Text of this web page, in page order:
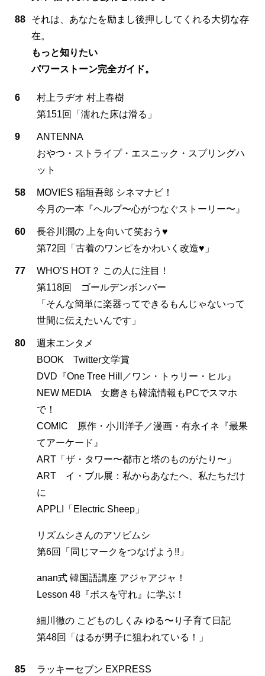
88
それは、あなたを励まし後押ししてくれる大切な存
在。
もっと知りたい
パワーストーン完全ガイド。
6
村上ラヂオ 村上春樹
第151回「濡れた床は滑る」
9
ANTENNA
おやつ・ストライプ・エスニック・スプリングハ
ット
58
MOVIES 稲垣吾郎 シネマナビ！
今月の一本『ヘルプ〜心がつなぐストーリー〜』
60
長谷川潤の 上を向いて笑おう♥
第72回「古着のワンピをかわいく改造♥」
77
WHO’S HOT？ この人に注目！
第118回 ゴールデンボンバー
「そんな簡単に楽器ってできるもんじゃないって
世間に伝えたいんです」
80
週末エンタメ
BOOK Twitter文学賞
DVD『One Tree Hill／ワン・トゥリー・ヒル』
NEW MEDIA 女磨きも韓流情報もPCでスマホ
で！
COMIC 原作・小川洋子／漫画・有永イネ『最果
てアーケード』
ART「ザ・タワー〜都市と塔のものがたり〜」
ART イ・ブル展：私からあなたへ、私たちだけ
に
APPLI「Electric Sheep」
リズムシさんのアソビムシ
第6回「同じマークをつなげよう!!」
anan式 韓国語講座 アジャアジャ！
Lesson 48『ボスを守れ』に学ぶ！
細川徹の こどものしくみ ゆる〜り子育て日記
第48回「はるが男子に狙われている！」
85 ラッキーセブン EXPRESS